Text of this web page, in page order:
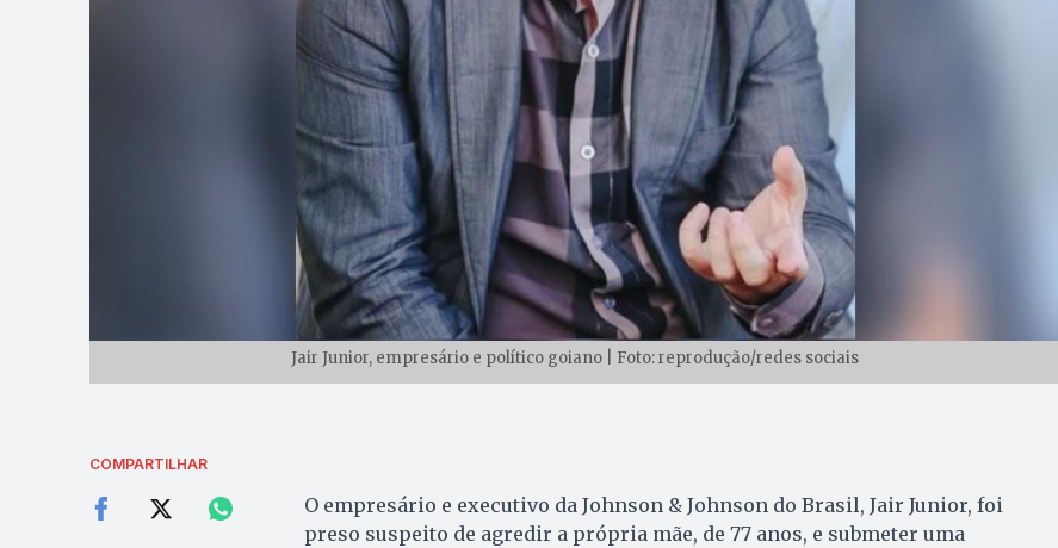
Jair Junior, empresário e político goiano | Foto: reprodução/redes sociais
COMPARTILHAR
O empresário e executivo da Johnson & Johnson do Brasil, Jair Junior, foi
preso suspeito de agredir a própria mãe, de 77 anos, e submeter uma